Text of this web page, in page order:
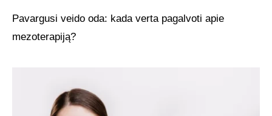
Pavargusi veido oda: kada verta pagalvoti apie
mezoterapiją?